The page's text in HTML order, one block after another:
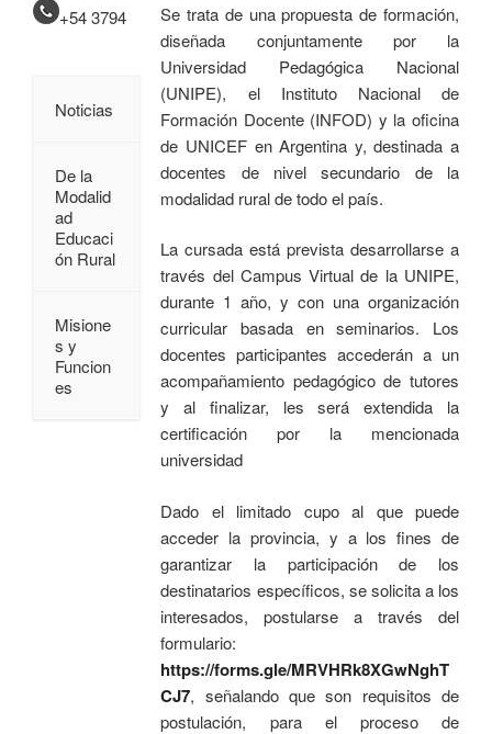
Se trata de una propuesta de formación,
diseñada conjuntamente por la
Universidad Pedagógica Nacional
(UNIPE), el Instituto Nacional de
Formación Docente (INFOD) y la oficina
de UNICEF en Argentina y, destinada a
docentes de nivel secundario de la
modalidad rural de todo el país.
La cursada está prevista desarrollarse a
través del Campus Virtual de la UNIPE,
durante 1 año, y con una organización
curricular basada en seminarios. Los
docentes participantes accederán a un
acompañamiento pedagógico de tutores
y al finalizar, les será extendida la
certificación por la mencionada
universidad
Dado el limitado cupo al que puede
acceder la provincia, y a los fines de
garantizar la participación de los
destinatarios específicos, se solicita a los
interesados, postularse a través del
formulario:
https://forms.gle/MRVHRk8XGwNghT
CJ7, señalando que son requisitos de
postulación, para el proceso de
+54 3794
Noticias
De la
Modalid
ad
Educaci
ón Rural
Misione
s y
Funcion
es